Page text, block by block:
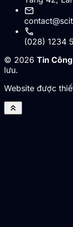
mail
call
(028) 1234
© 2026 Tin
lưu.
Website được
keyboard_double_arrow_up